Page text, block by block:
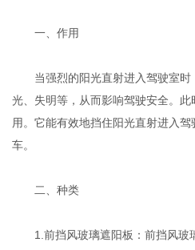
一、作用
当强烈的阳光直射进入驾驶室时
光、失明等，从而影响驾驶安全。
用。它能有效地挡住阳光直射进入
车。
二、种类
1.前挡风玻璃遮阳板：前挡风玻